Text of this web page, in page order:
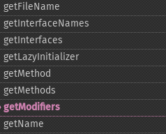
getFileName
getInterfaceNames
getInterfaces
getLazyInitializer
getMethod
getMethods
getModifiers
getName